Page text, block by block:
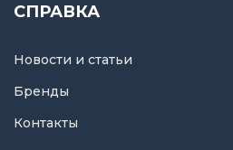
СПРАВКА
Новости и статьи
Бренды
Контакты